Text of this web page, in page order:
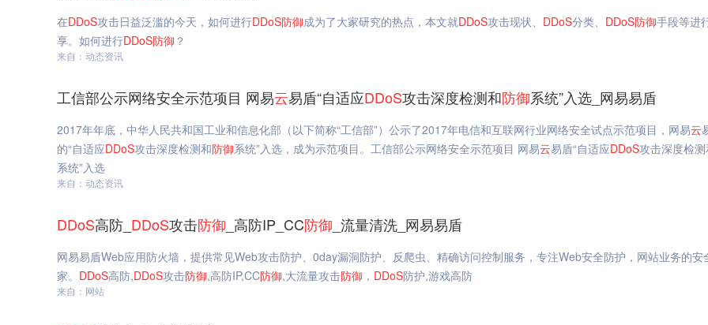
在DDoS攻击日益泛滥的今天，如何进行DDoS防御成为了大家研究的热点，本文就DDoS攻击现状、 DDoS分类、 DDoS防御手段等进
享。如何进行DDoS防御 ？
来自：动态资讯
工信部公示网络安全示范项目 网易云易盾“自适应DDoS攻击深度检测和防御系统”入选_网易易盾
2017年年底，中华人民共和国工业和信息化部（以下简称“工信部”）公示了2017年电信和互联网行业网络安全试点示范项目，网易云
的“自适应DDoS攻击深度检测和防御系统”入选，成为示范项目。工信部公示网络安全示范项目 网易云易盾“自适应DDoS攻击深度检测
系统”入选
来自：动态资讯
DDoS高防_ DDoS攻击防御 _高防IP_CC防御 _流量清洗_网易易盾
网易易盾Web应用防火墙，提供常见Web攻击防护、0day漏洞防护、反爬虫、精确访问控制服务，专注Web安全防护，网站业务的安
家。 DDoS高防,DDoS攻击防御,高防IP,CC防御,大流量攻击防御 ， DDoS防护,游戏高防
来自：网站